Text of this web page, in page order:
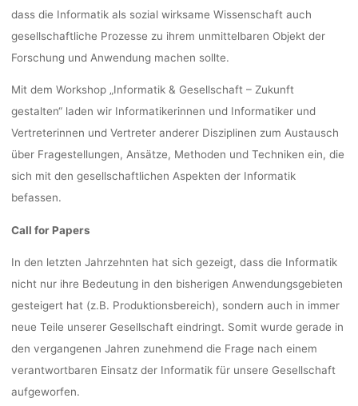
kevin 30. März 2022
dass die Informatik als sozial wirksame Wissenschaft auch
gesellschaftliche Prozesse zu ihrem unmittelbaren Objekt der
Forschung und Anwendung machen sollte.
Mit dem Workshop „Informatik & Gesellschaft – Zukunft
gestalten“ laden wir Informatikerinnen und Informatiker und
Vertreterinnen und Vertreter anderer Disziplinen zum Austausch
über Fragestellungen, Ansätze, Methoden und Techniken ein, die
sich mit den gesellschaftlichen Aspekten der Informatik
befassen.
Call for Papers
In den letzten Jahrzehnten hat sich gezeigt, dass die Informatik
nicht nur ihre Bedeutung in den bisherigen Anwendungsgebieten
gesteigert hat (z.B. Produktionsbereich), sondern auch in immer
neue Teile unserer Gesellschaft eindringt. Somit wurde gerade in
den vergangenen Jahren zunehmend die Frage nach einem
verantwortbaren Einsatz der Informatik für unsere Gesellschaft
aufgeworfen.